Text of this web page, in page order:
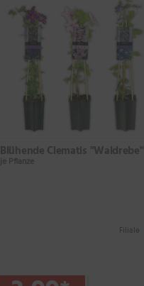
Blühende Clematis "Waldrebe"
je Pflanze
Filiale